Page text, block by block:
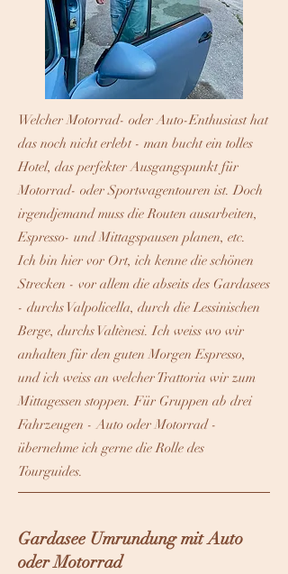
Welcher Motorrad- oder Auto-Enthusiast hat
das noch nicht erlebt - man bucht ein tolles
Hotel, das perfekter Ausgangspunkt für
Motorrad- oder Sportwagentouren ist. Doch
irgendjemand muss die Routen ausarbeiten,
Espresso- und Mittagspausen planen, etc.
Ich bin hier vor Ort, ich kenne die schönen
Strecken - vor allem die abseits des Gardasees
- durchs Valpolicella, durch die Lessinischen
Berge, durchs Valtènesi. Ich weiss wo wir
anhalten für den guten Morgen Espresso,
und ich weiss an welcher Trattoria wir zum
Mittagessen stoppen. Für Gruppen ab drei
Fahrzeugen - Auto oder Motorrad -
übernehme ich gerne die Rolle des
Tourguides.
Gardasee Umrundung mit Auto
oder Motorrad